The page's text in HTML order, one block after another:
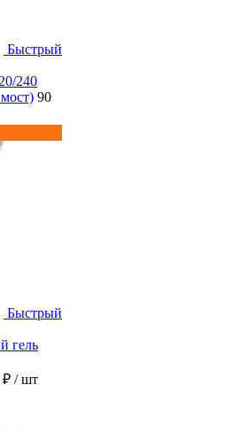
Быстрый
240
90
Быстрый
гель
₽ / шт